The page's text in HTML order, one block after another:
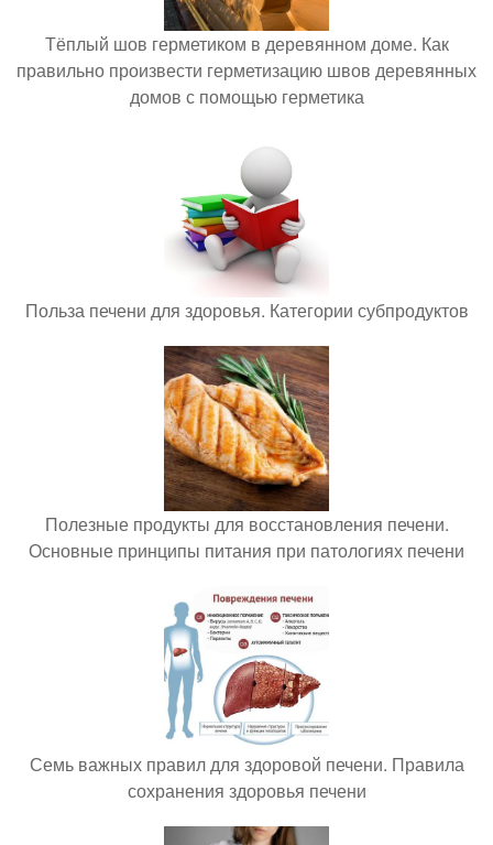
Тёплый шов герметиком в деревянном доме. Как
правильно произвести герметизацию швов деревянных
домов с помощью герметика
Польза печени для здоровья. Категории субпродуктов
Полезные продукты для восстановления печени.
Основные принципы питания при патологиях печени
Семь важных правил для здоровой печени. Правила
сохранения здоровья печени